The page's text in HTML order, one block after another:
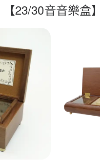
【23/30音音樂盒】